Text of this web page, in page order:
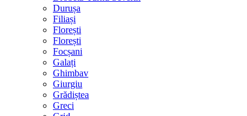
Durușa
Filiași
Florești
Florești
Focșani
Galați
Ghimbav
Giurgiu
Grădiștea
Greci